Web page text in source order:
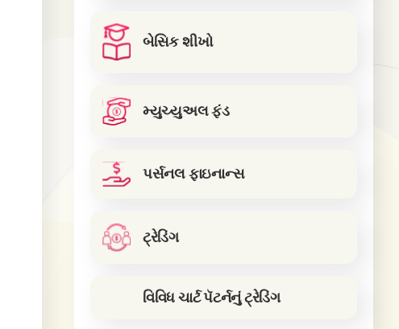
બેસિક શીખો
મ્યુચ્યુઅલ ફંડ
પર્સનલ ફાઇનાન્સ
ટ્રેડિંગ
વિવિધ ચાર્ટ પૅટર્નનું ટ્રેડિંગ